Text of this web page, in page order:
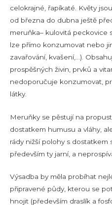
celokrajné, řapíkaté. Květy
od března do dubna ještě
meruňka– kulovitá peckovice
lze přímo konzumovat nebo
zavařování, kvašení,…).
prospěšných živin, prvků a
nedoporučuje konzumovat,
látky.
Meruňky se pěstují na
dostatkem humusu a vláhy,
rády nižší polohy s dostatkem
především ty jarní, a
Výsadba by měla probíhat
připravené půdy, kterou se
hnojit (především draslík a